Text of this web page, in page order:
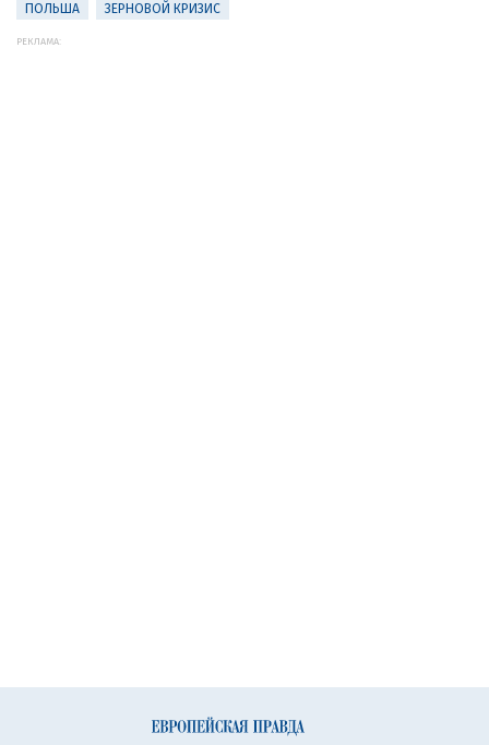
ПОЛЬША ЗЕРНОВОЙ КРИЗИС
РЕКЛАМА: